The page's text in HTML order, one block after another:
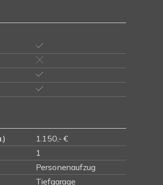
1.150,- €
1
Personenaufzug
Tiefgarage